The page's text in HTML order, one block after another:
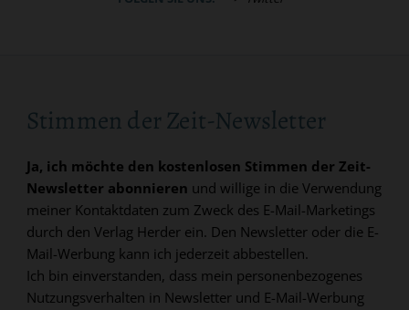
Stimmen der Zeit-Newsletter
Ja, ich möchte den kostenlosen Stimmen der Zeit-
Newsletter abonnieren und willige in die Verwendung
meiner Kontaktdaten zum Zweck des E-Mail-Marketings
durch den Verlag Herder ein. Den Newsletter oder die E-
Mail-Werbung kann ich jederzeit abbestellen.
Ich bin einverstanden, dass mein personenbezogenes
Nutzungsverhalten in Newsletter und E-Mail-Werbung